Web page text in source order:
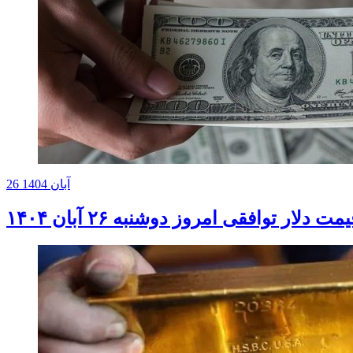
26 آبان 1404
دلار توافقی امروز دوشنبه ۲۶ آبان ۱۴۰۴